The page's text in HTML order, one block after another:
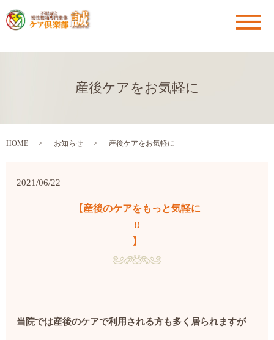
メ
産後ケアをお気軽に
HOME お知らせ 産後ケアをお気軽に
2021/06/22
【産後のケアをもっと気軽に
‼️
】
当院では産後のケアで利用される方も多く居られますが